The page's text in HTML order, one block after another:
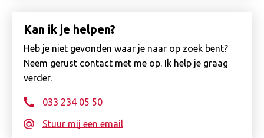
Kan ik je helpen?
Heb je niet gevonden waar je naar op zoek bent?
Neem gerust contact met me op. Ik help je graag
verder.
033 234 05 50
Stuur mij een email